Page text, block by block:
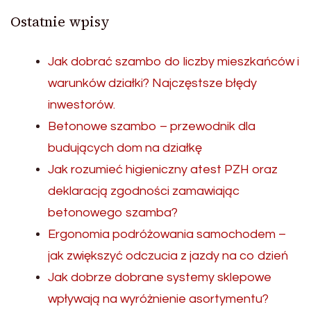
Ostatnie wpisy
Jak dobrać szambo do liczby mieszkańców i
warunków działki? Najczęstsze błędy
inwestorów.
Betonowe szambo – przewodnik dla
budujących dom na działkę
Jak rozumieć higieniczny atest PZH oraz
deklaracją zgodności zamawiając
betonowego szamba?
Ergonomia podróżowania samochodem –
jak zwiększyć odczucia z jazdy na co dzień
Jak dobrze dobrane systemy sklepowe
wpływają na wyróżnienie asortymentu?